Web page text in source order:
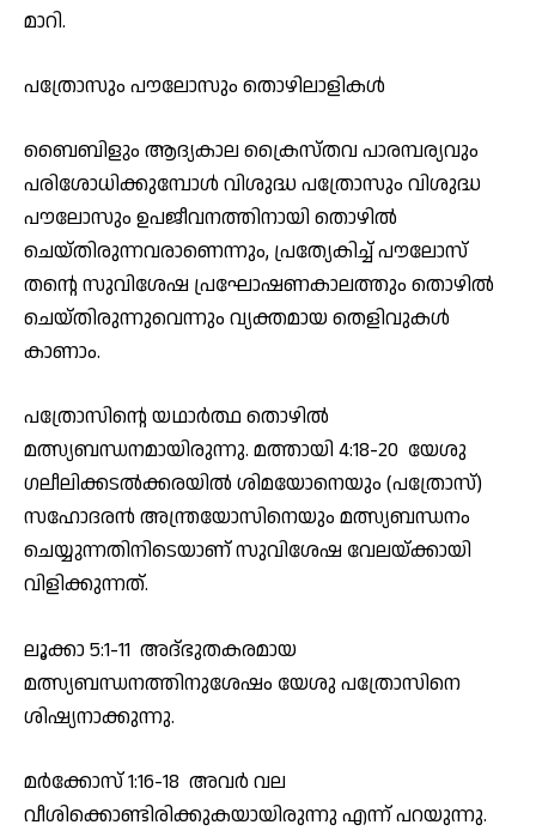
മാറി.
പത്രോസും പൗലോസും തൊഴിലാളികള്‍
ബൈബിളും ആദ്യകാല ക്രൈസ്തവ പാരമ്പര്യവും
പരിശോധിക്കുമ്പോള്‍ വിശുദ്ധ പത്രോസും വിശുദ്ധ
പൗലോസും ഉപജീവനത്തിനായി തൊഴില്‍
ചെയ്തിരുന്നവരാണെന്നും, പ്രത്യേകിച്ച് പൗലോസ്
തന്റെ സുവിശേഷ പ്രഘോഷണകാലത്തും തൊഴില്‍
ചെയ്തിരുന്നുവെന്നും വ്യക്തമായ തെളിവുകള്‍
കാണാം.
പത്രോസിന്റെ യഥാര്‍ത്ഥ തൊഴില്‍
മത്സ്യബന്ധനമായിരുന്നു. മത്തായി 4:18-20 യേശു
ഗലീലിക്കടല്‍ക്കരയില്‍ ശിമയോനെയും (പത്രോസ്)
സഹോദരന്‍ അന്ത്രയോസിനെയും മത്സ്യബന്ധനം
ചെയ്യുന്നതിനിടെയാണ് സുവിശേഷ വേലയ്ക്കായി
വിളിക്കുന്നത്.
ലൂക്കാ 5:1-11 അദ്ഭുതകരമായ
മത്സ്യബന്ധനത്തിനുശേഷം യേശു പത്രോസിനെ
ശിഷ്യനാക്കുന്നു.
മര്‍ക്കോസ് 1:16-18 അവര്‍ വല
വീശിക്കൊണ്ടിരിക്കുകയായിരുന്നു എന്ന് പറയുന്നു.